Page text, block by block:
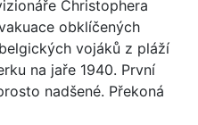
Christophera
obklíčených
vojáků z pláží
na jaře 1940. První
nadšené. Překoná